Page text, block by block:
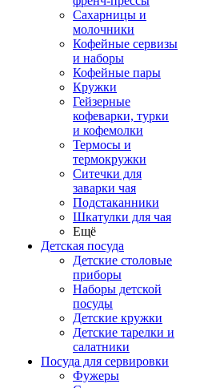
Сахарницы и
молочники
Кофейные сервизы
и наборы
Кофейные пары
Кружки
Гейзерные
кофеварки, турки
и кофемолки
Термосы и
термокружки
Ситечки для
заварки чая
Подстаканники
Шкатулки для чая
Ещё
Детская посуда
Детские столовые
приборы
Наборы детской
посуды
Детские кружки
Детские тарелки и
салатники
Посуда для сервировки
Фужеры